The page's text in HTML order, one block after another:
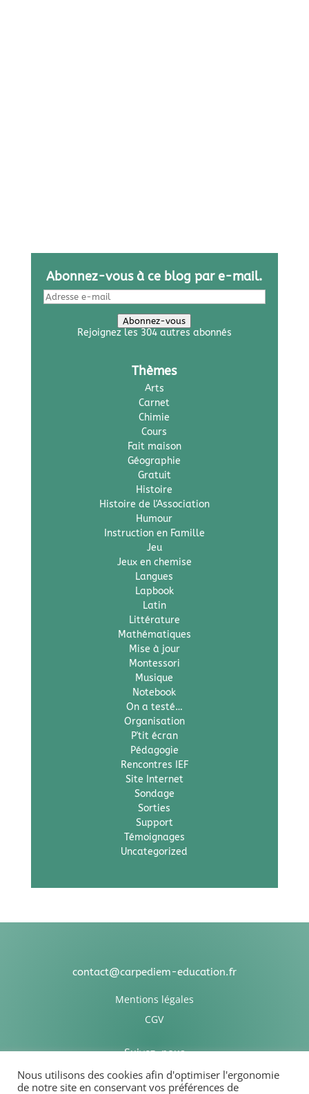
Abonnez-vous à ce blog par e-mail.
Adresse
e-
Abonnez-vous
Rejoignez les 304 autres abonnés
Thèmes
Arts
Carnet
Chimie
Cours
Fait maison
Géographie
Gratuit
Histoire
Histoire de l'Association
Humour
Instruction en Famille
Jeu
Jeux en chemise
Langues
Lapbook
Latin
Littérature
Mathématiques
Mise à jour
Montessori
Musique
Notebook
On a testé…
Organisation
P'tit écran
Pédagogie
Rencontres IEF
Site Internet
Sondage
Sorties
Support
Témoignages
Uncategorized
contact@carpediem-education.fr
Mentions légales
CGV
Suivez-nous
Nous utilisons des cookies afin d'optimiser l'ergonomie
de notre site en conservant vos préférences de